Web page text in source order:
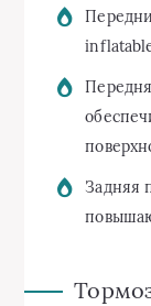
Задняя